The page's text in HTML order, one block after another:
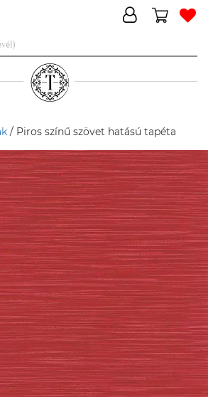
/ Piros színű szövet hatású tapéta